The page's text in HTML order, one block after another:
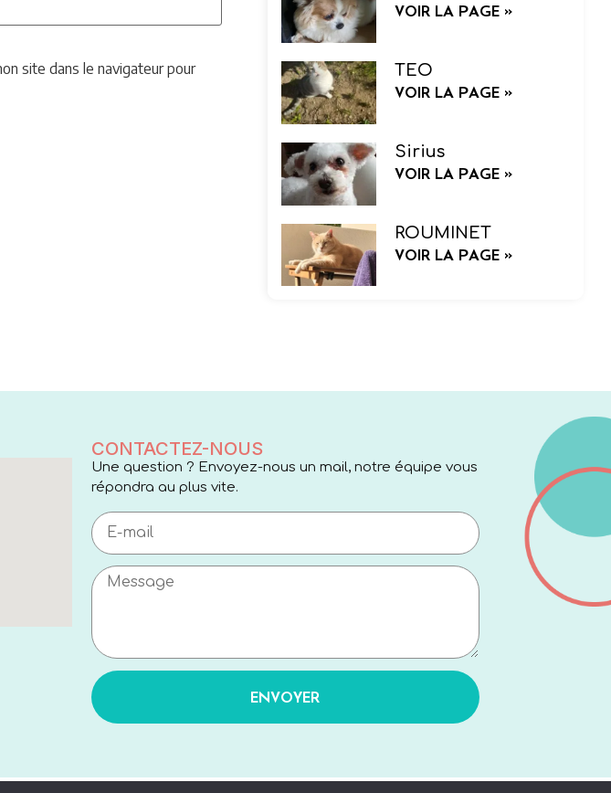
site dans le navigateur pour
VOIR LA PAGE »
TEO
VOIR LA PAGE »
Sirius
VOIR LA PAGE »
ROUMINET
VOIR LA PAGE »
CONTACTEZ-NOUS
Une question ? Envoyez-nous un mail, notre équipe vous
répondra au plus vite.
ENVOYER